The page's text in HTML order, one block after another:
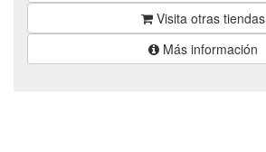
Visita otras tiendas
Más información